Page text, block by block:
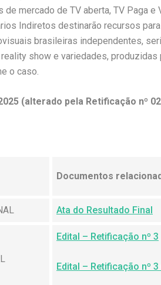
mercado de TV aberta, TV Paga e
Indiretos destinarão recursos
brasileiras independentes,
show e variedades,
o caso.
(alterado pela Retificação nº
Documentos
Ata do Resultado Final
Edital – Retificação nº 3
Edital – Retificação nº